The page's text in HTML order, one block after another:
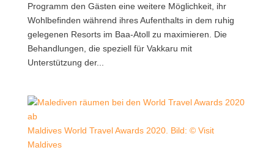
Programm den Gästen eine weitere Möglichkeit, ihr
Wohlbefinden während ihres Aufenthalts in dem ruhig
gelegenen Resorts im Baa-Atoll zu maximieren. Die
Behandlungen, die speziell für Vakkaru mit
Unterstützung der...
Maldives World Travel Awards 2020. Bild: © Visit
Maldives